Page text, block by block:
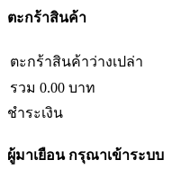
ตะกร้าสินค้า
ตะกร้าสินค้าว่างเปล่า
รวม 0.00 บาท
ชำระเงิน
ผู้มาเยือนกรุณาเข้าระบบ